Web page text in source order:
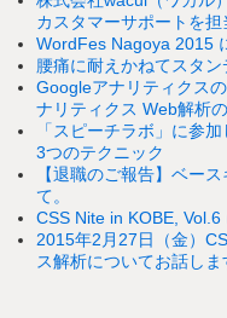
カスタマーサポートを担
WordFes Nagoya 2015
腰痛に耐えかねてスタ
Googleアナリティクス
ナリティクス Web解析
「スピーチラボ」に参
3つのテクニック
【退職のご報告】ベー
て。
CSS Nite in KOBE, Vol.6
2015年2月27日（金）
ス解析についてお話しま